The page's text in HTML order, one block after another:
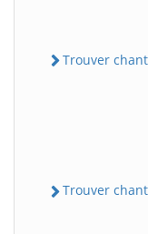
Trouver
Trouver